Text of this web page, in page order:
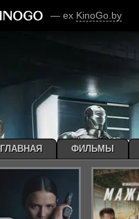
— ex KinoGo.by
ГЛАВНАЯ ФИЛЬМЫ